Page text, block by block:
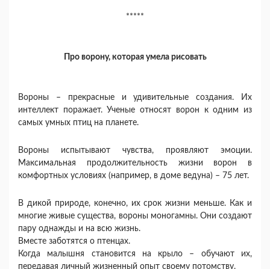
*****
Про ворону, которая умела рисовать
Вороны – прекрасные и удивительные создания. Их
интеллект поражает. Ученые относят ворон к одним из
самых умных птиц на планете.
Вороны испытывают чувства, проявляют эмоции.
Максимальная продолжительность жизни ворон в
комфортных условиях (например, в доме ведуна) – 75 лет.
В дикой природе, конечно, их срок жизни меньше. Как и
многие живые существа, вороны моногамны. Они создают
пару однажды и на всю жизнь.
Вместе заботятся о птенцах.
Когда малышня становится на крыло – обучают их,
передавая личный жизненный опыт своему потомству.